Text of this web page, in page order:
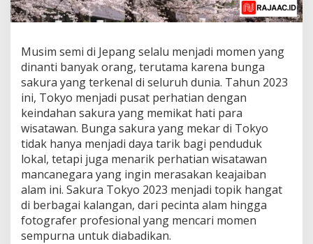
Musim semi di Jepang selalu menjadi momen yang
dinanti banyak orang, terutama karena bunga
sakura yang terkenal di seluruh dunia. Tahun 2023
ini, Tokyo menjadi pusat perhatian dengan
keindahan sakura yang memikat hati para
wisatawan. Bunga sakura yang mekar di Tokyo
tidak hanya menjadi daya tarik bagi penduduk
lokal, tetapi juga menarik perhatian wisatawan
mancanegara yang ingin merasakan keajaiban
alam ini. Sakura Tokyo 2023 menjadi topik hangat
di berbagai kalangan, dari pecinta alam hingga
fotografer profesional yang mencari momen
sempurna untuk diabadikan.